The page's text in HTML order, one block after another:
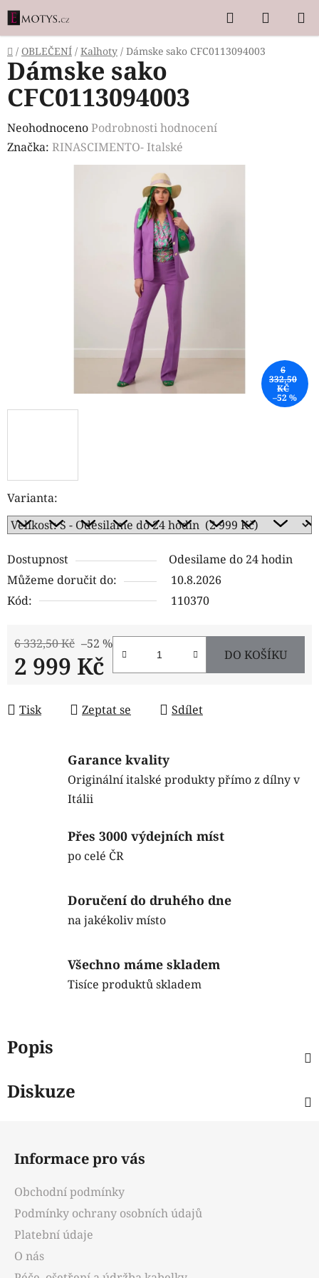
Přejít
na
obsah
Hledat
KOŠÍK
Domů
/ OBLEČENÍ / Kalhoty / Dámske sako CFC0113094003
Varianta:
Dostupnost
Odesilame do 24 hodin
Můžeme doručit do:
10.8.2026
Kód:
110370
6 332,50 Kč –52 %
2 999 Kč DO KOŠÍKU
Tisk Zeptat se Sdílet
Dámske sako
CFC0113094003
Průměrné
hodnocení
NeohodnocenoPodrobnosti hodnocení
Značka: RINASCIMENTO- Italské
6
332,50
KČ
–52 %
Garance kvality
Originální italské produkty přímo z dílny v
Itálii
Přes 3000 výdejních míst
po celé ČR
Doručení do druhého dne
na jakékoliv místo
Všechno máme skladem
Tisíce produktů skladem
Popis
Diskuze
Informace pro vás
Obchodní podmínky
Podmínky ochrany osobních údajů
Platební údaje
O nás